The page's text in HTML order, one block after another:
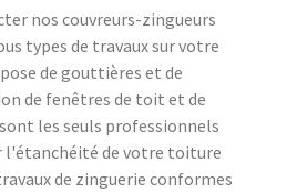
nos couvreurs-zingueurs
types de travaux sur votre
de gouttières et de
de fenêtres de toit et de
les seuls professionnels
l'étanchéité de votre toiture
de zinguerie conformes